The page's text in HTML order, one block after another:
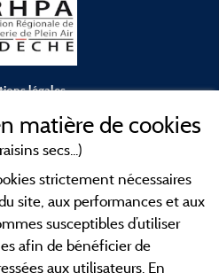
légales
d'utilisation
Contact
CGV
matière de cookies
secs...)
strictement nécessaires
site, aux performances et aux
susceptibles d’utiliser
afin de bénéficier de
aux utilisateurs. En